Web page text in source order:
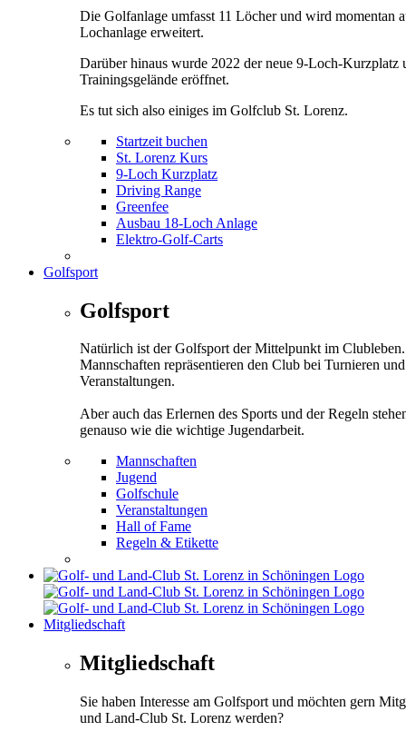
Die Golfanlage umfasst 11 Löcher und wird momentan
Lochanlage erweitert.
Darüber hinaus wurde 2022 der neue 9-Loch-Kurzplatz
Trainingsgelände eröffnet.
Es tut sich also einiges im Golfclub St. Lorenz.
Startzeit buchen
St. Lorenz Kurs
9-Loch Kurzplatz
Driving Range
Greenfee
Ausbau 18-Loch Anlage
Elektro-Golf-Carts
Golfsport
Golfsport
Natürlich ist der Golfsport der Mittelpunkt im
Mannschaften repräsentieren den Club bei Turnieren und
Veranstaltungen.
Aber auch das Erlernen des Sports und der Regeln
genauso wie die wichtige Jugendarbeit.
Mannschaften
Jugend
Golfschule
Veranstaltungen
Hall of Fame
Regeln & Etikette
Mitgliedschaft
Mitgliedschaft
Sie haben Interesse am Golfsport und möchten gern
und Land-Club St. Lorenz werden?